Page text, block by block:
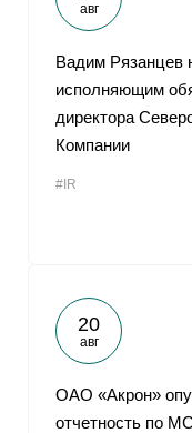
авг
Вадим Рязанцев
исполняющим
директора
Компании
#IR
20
авг
ОАО «Акрон»
отчетность по